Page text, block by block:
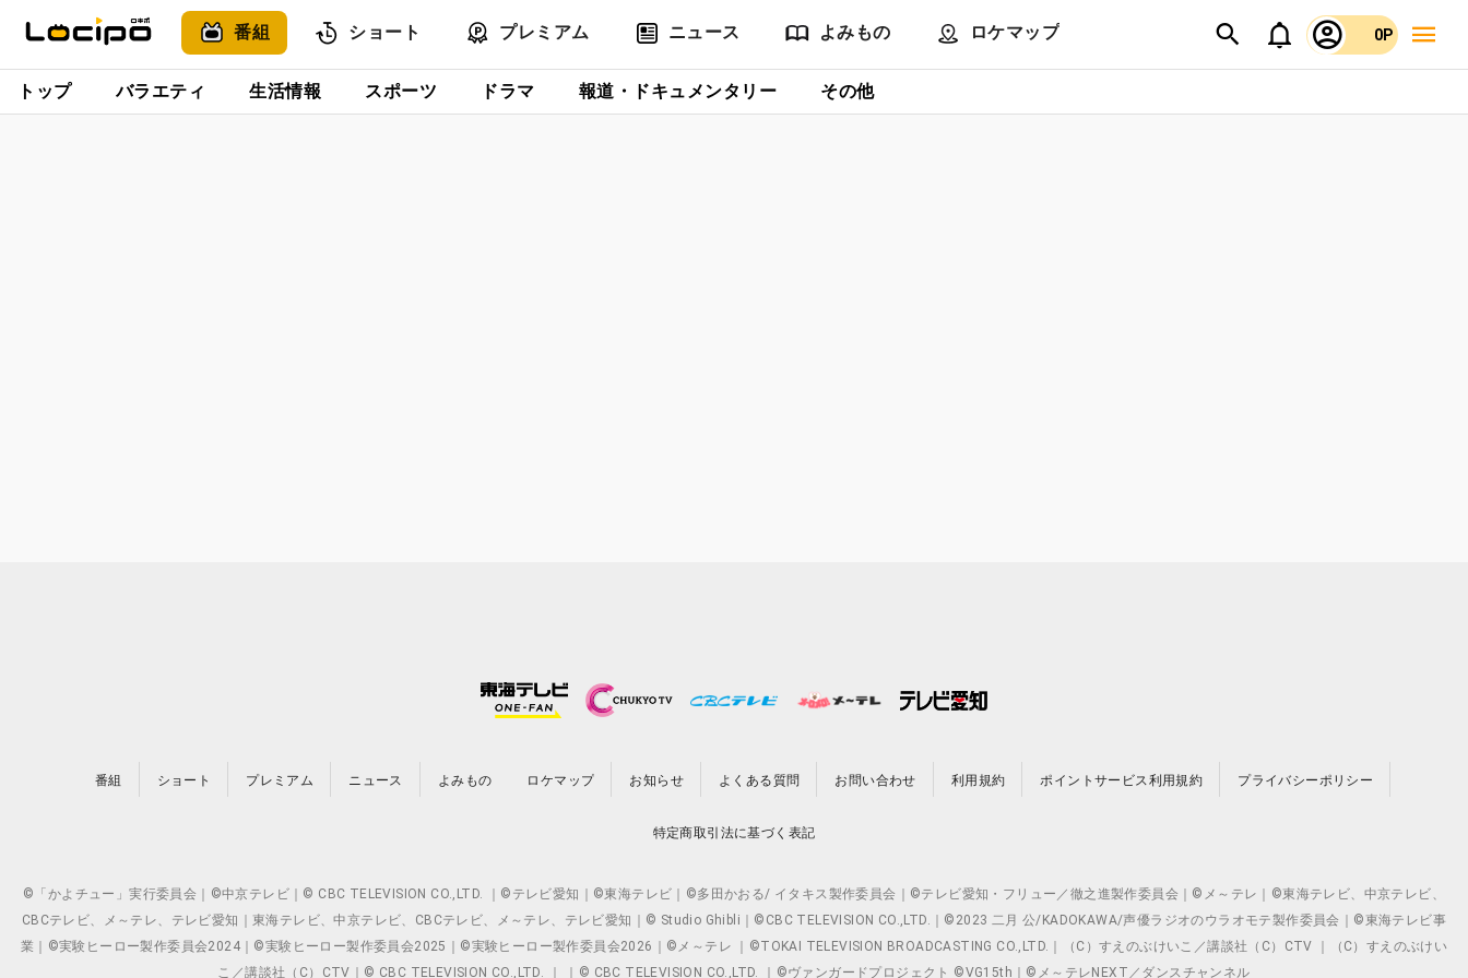
番組 ショート プレミアム ニュース よみもの ロケマップ 0P
トップ バラエティ 生活情報 スポーツ ドラマ 報道・ドキュメンタリー その他
番組 ショート プレミアム ニュース よみもの ロケマップ お知らせ よくある質問 お問い合わせ 利用規約 ポイントサービス利用規約 プライバシーポリシー
特定商取引法に基づく表記
©「かよチュー」実行委員会｜©中京テレビ｜© CBC TELEVISION CO.,LTD. ｜©テレビ愛知｜©東海テレビ｜©多田かおる/ イタキス製作委員会｜©テレビ愛知・フリュー／徹之進製作委員会｜©メ～テレ｜©東海テレビ、中京テレビ、
CBCテレビ、メ～テレ、テレビ愛知｜東海テレビ、中京テレビ、CBCテレビ、メ～テレ、テレビ愛知｜© Studio Ghibli｜©CBC TELEVISION CO.,LTD.｜©2023 二月 公/KADOKAWA/声優ラジオのウラオモテ製作委員会｜©東海テレビ事
業｜©実験ヒーロー製作委員会2024｜©実験ヒーロー製作委員会2025｜©実験ヒーロー製作委員会2026｜©メ～テレ ｜©TOKAI TELEVISION BROADCASTING CO.,LTD.｜（C）すえのぶけいこ／講談社（C）CTV ｜（C）すえのぶけい
こ／講談社（C）CTV｜© CBC TELEVISION CO.,LTD. ｜ ｜© CBC TELEVISION CO.,LTD. ｜©ヴァンガードプロジェクト ©VG15th｜©メ～テレNEXT／ダンスチャンネル